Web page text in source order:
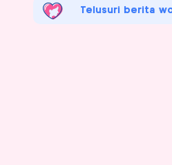
Telusuri berita